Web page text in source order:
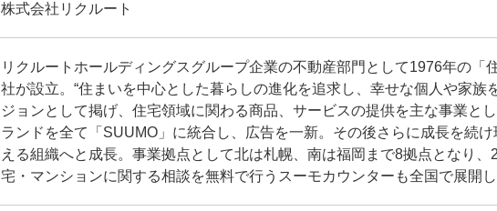
株式会社リクルート
リクルートホールディングスグループ企業の不動産部門として1976年の「
社が設立。“住まいを中心とした暮らしの進化を追求し、幸せな個人や家族
ジョンとして掲げ、住宅領域に関わる商品、サービスの提供を主な事業と
ランドを全て「SUUMO」に統合し、広告を一新。その後さらに成長を続
える組織へと成長。事業拠点として北は札幌、南は福岡まで8拠点となり、
宅・マンションに関する相談を無料で行うスーモカウンターも全国で展開し